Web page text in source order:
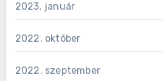
2023. január
2022. október
2022. szeptember